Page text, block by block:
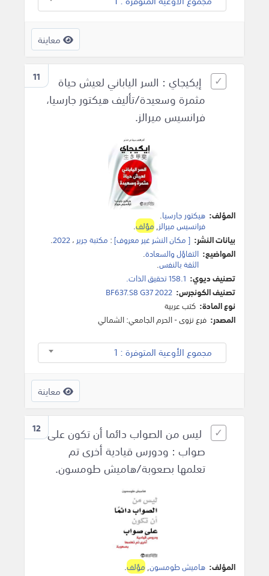
معاينة
11
إيكيجاي : السر الياباني لعيش حياة
مثمرة وسعيدة/تأليف هيكتور جارسيا،
فرانسيس ميرالز.
المؤلف: هيكتور جارسيا.
فرانسيس ميرالز,مؤلف.
بيانات النشر: [ مكان النشر غير معروف]: مكتبة جرير ،2022
.
المواضيع: التفاؤل والسعادة.
الثقة بالنفس.
تصنيف ديوي: 158.1 تحقيق الذات.
تصنيف الكونجرس: BF637.S8 G37 2022
نوع المادة: كتب عربية
المصدر: فرع نزوى - الحرم الجامعي: الشمالي
مجموع الأوعية المتوفرة : 1
معاينة
12 ليس من الصواب دائما أن تكون على
صواب : ودورس قيادية أخرى تم
تعلمها بصعوبة/هاميش طومسون.
المؤلف: هاميش طومسون,مؤلف.